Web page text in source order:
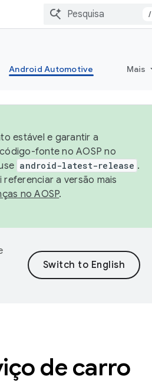
/
Android Automotive Mais
estável e garantir a
fonte no AOSP no
android-latest-release .
referenciar a versão mais
no AOSP.
de carro